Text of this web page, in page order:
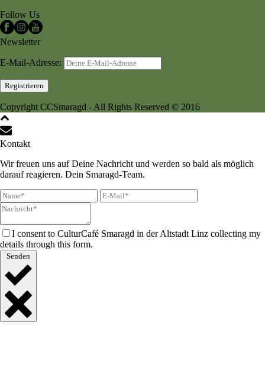
Follow Us
Newsletter
E-Mail-Adresse:
Copyright CCSmaragd - All Rights Reserved © 2016
Kontakt
Wir freuen uns auf Deine Nachricht und werden so bald als möglich
darauf reagieren. Dein Smaragd-Team.
I consent to CulturCafé Smaragd in der Altstadt Linz collecting my
details through this form.
Senden